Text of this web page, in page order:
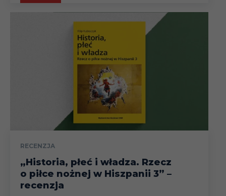
RECENZJA
„Historia, płeć i władza. Rzecz
o piłce nożnej w Hiszpanii 3” –
recenzja